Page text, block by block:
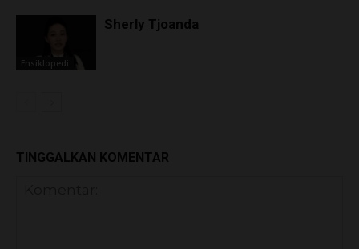
Ensiklopedi
Sherly Tjoanda
TINGGALKAN KOMENTAR